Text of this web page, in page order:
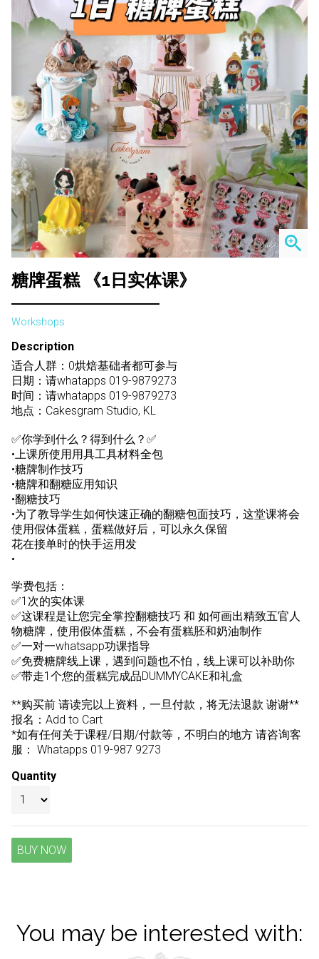
zoom_in
糖牌蛋糕 《1日实体课》
Workshops
Description
适合人群：0烘焙基础者都可参与
日期：请whatapps 019-9879273
时间：请whatapps 019-9879273
地点：Cakesgram Studio, KL
✅你学到什么？得到什么？✅
•上课所使用用具工具材料全包
•糖牌制作技巧
•糖牌和翻糖应用知识
•翻糖技巧
•为了教导学生如何快速正确的翻糖包面技巧，这堂课将会
使用假体蛋糕，蛋糕做好后，可以永久保留
花在接单时的快手运用发
•
学费包括：
✅1次的实体课
✅这课程是让您完全掌控翻糖技巧 和 如何画出精致五官人
物糖牌，使用假体蛋糕，不会有蛋糕胚和奶油制作
✅一对一whatsapp功课指导
✅免费糖牌线上课，遇到问题也不怕，线上课可以补助你
✅带走1个您的蛋糕完成品DUMMYCAKE和礼盒
**购买前 请读完以上资料，一旦付款，将无法退款 谢谢**
报名：Add to Cart
*如有任何关于课程/日期/付款等，不明白的地方 请咨询客
服： Whatapps 019-987 9273
Quantity
BUY NOW
You may be interested with: